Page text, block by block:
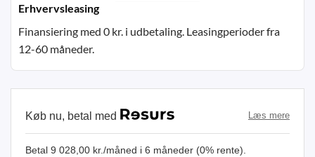
Erhvervsleasing
Finansiering med 0 kr. i udbetaling. Leasingperioder fra
12-60 måneder.
Køb nu, betal med Læs mere
Betal 9 028,00 kr./måned i 6 måneder (0% rente).